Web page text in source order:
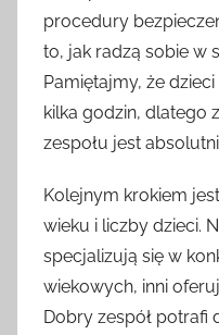
procedury
to, jak radzą sobie w
Pamiętajmy, że
kilka godzin, dlatego
zespołu jest
Kolejnym krokiem
wieku i liczby dzieci.
specjalizują się w
wiekowych, inni
Dobry zespół potrafi